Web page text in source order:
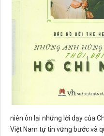
niên ôn lại những lời dạy của
Việt Nam tự tin vững bước và